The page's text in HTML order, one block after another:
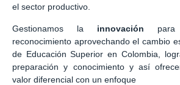
el sector productivo.
Gestionamos la innovación para
reconocimiento aprovechando el cambio
de Educación Superior en Colombia,
preparación y conocimiento y así
valor diferencial con un enfoque